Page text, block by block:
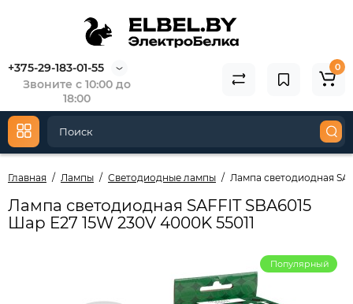
+375-29-183-01-55
Звоните с 10:00 до
18:00
0
Главная Лампы Светодиодные лампы Лампа светодиодная
Лампа светодиодная SAFFIT SBA6015
Шар E27 15W 230V 4000K 55011
Популярный